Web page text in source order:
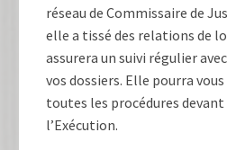
réseau de Commissaire de
elle a tissé des relations de
assurera un suivi régulier
vos dossiers. Elle pourra
toutes les procédures devant
l’Exécution.